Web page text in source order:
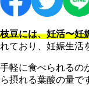
枝豆には、妊活〜妊
れており、妊娠生活
手軽に食べられるの
ら摂れる葉酸の量で